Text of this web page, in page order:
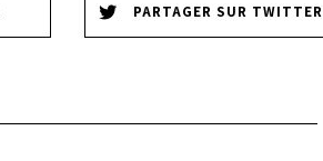
PARTAGER SUR TWITTER